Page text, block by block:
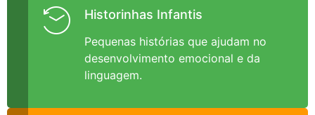
Historinhas Infantis
Pequenas histórias que ajudam no
desenvolvimento emocional e da
linguagem.